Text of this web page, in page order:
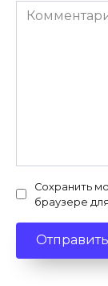
Комментарий
Сохранить
браузере